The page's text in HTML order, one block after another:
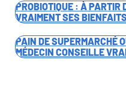
PROBIOTIQUE : À PARTIR
VRAIMENT SES
PAIN DE SUPERMARCHÉ
MÉDECIN CONSEILLE